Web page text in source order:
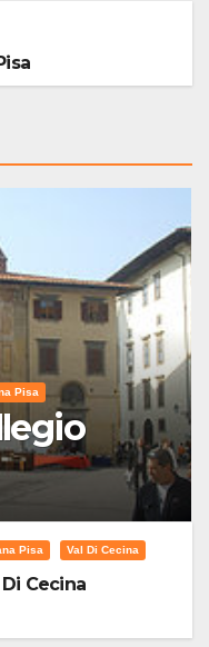
Pisa
Pisa Val Di Cecina
Cecina